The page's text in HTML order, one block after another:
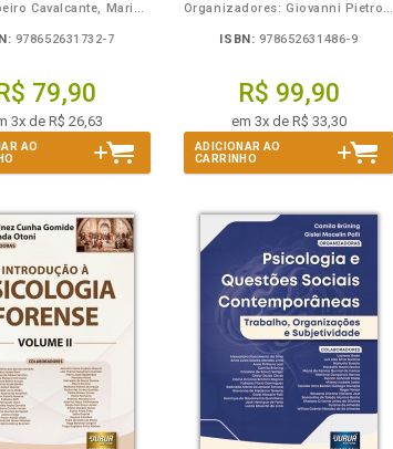
Bruna Ribeiro Cavalcante, Maria Cristina Antunes
978652631732-7
R$ 79,90
3x de R$ 26,63
AO
Organizadores: Giovanni Pietro Lombardo, Carolini Cássia Cunha
ISBN: 978652631486-9
R$ 99,90
em 3x de R$ 33,30
ADICIONAR AO
CARRINHO